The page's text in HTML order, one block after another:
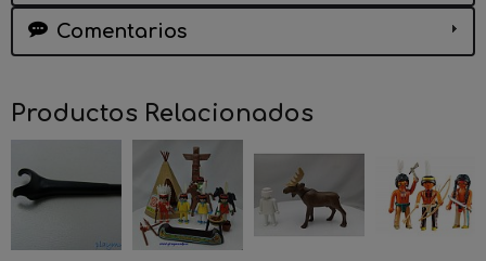
Comentarios
Productos Relacionados